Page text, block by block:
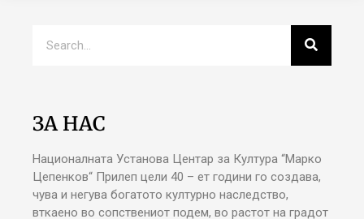
ЗА НАС
Националната Установа Центар за Култура “Марко
Цепенков“ Прилеп цели 40 – ет години го создава,
чува и негува богатото културно наследство,
вткаено во сопствениот подем, во растот на градот